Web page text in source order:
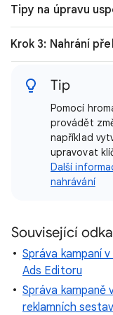
Tipy na úpravu
Krok 3: Nahrání
Tip
Pomocí
provádět
například
upravovat
Další
nahrávání
Související
Správa kampaní
Ads Editoru
Správa kampaně
reklamních sestav